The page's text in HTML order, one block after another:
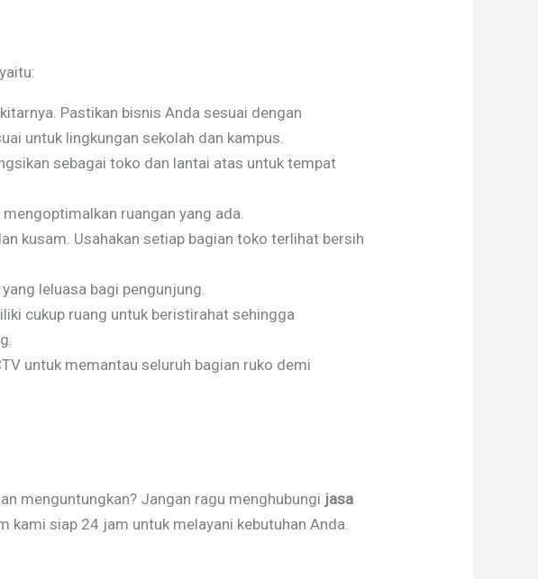
Pastikan bisnis Anda sesuai dengan
untuk lingkungan sekolah dan kampus.
sebagai toko dan lantai atas untuk tempat
ruangan yang ada.
kusam. Usahakan setiap bagian toko terlihat bersih
leluasa bagi pengunjung.
cukup ruang untuk beristirahat sehingga
untuk memantau seluruh bagian ruko demi
menguntungkan? Jangan ragu menghubungi jasa
siap 24 jam untuk melayani kebutuhan Anda.